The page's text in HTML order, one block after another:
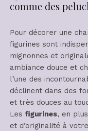
comme des
Pour décorer une
figurines sont
mignonnes et
ambiance douce et
l’une des
déclinent dans des
et très douces au
Les figurines, en
et d’originalité à